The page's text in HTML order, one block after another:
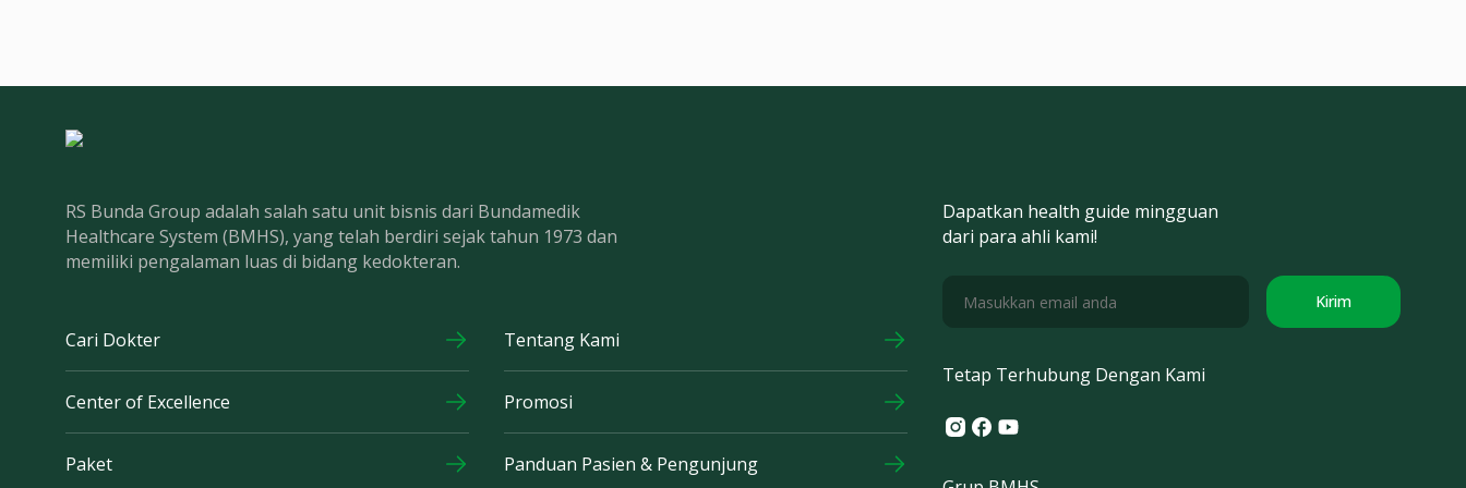
RS Bunda Group adalah salah satu unit bisnis dari Bundamedik
Healthcare System (BMHS), yang telah berdiri sejak tahun 1973 dan
memiliki pengalaman luas di bidang kedokteran.
Cari Dokter Tentang Kami
Center of Excellence Promosi
Paket Panduan Pasien & Pengunjung
Dapatkan health guide mingguan
dari para ahli kami!
Kirim
Tetap Terhubung Dengan Kami
Instagram
Facebook
Youtube